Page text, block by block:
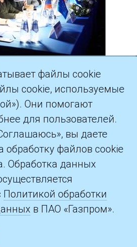
файлы cookie
cookie, используемые
Они помогают
для пользователей.
вы даете
обработку файлов cookie
Обработка данных
Политикой обработки
в ПАО «Газпром».